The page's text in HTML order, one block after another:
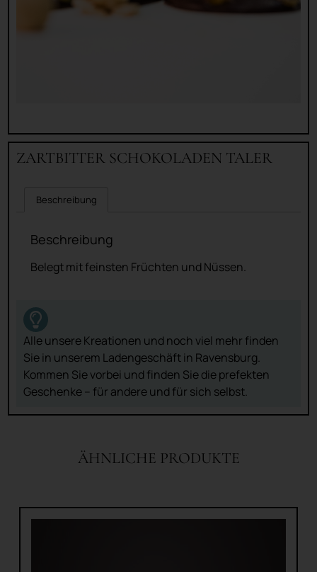
ZARTBITTER SCHOKOLADEN TALER
Beschreibung
Beschreibung
Belegt mit feinsten Früchten und Nüssen.
Alle unsere Kreationen und noch viel mehr finden
Sie in unserem Ladengeschäft in Ravensburg.
Kommen Sie vorbei und finden Sie die prefekten
Geschenke – für andere und für sich selbst.
ÄHNLICHE PRODUKTE